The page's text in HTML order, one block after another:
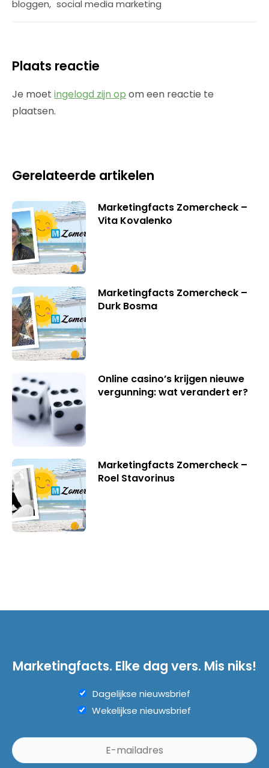
bloggen, social media marketing
Plaats reactie
Je moet ingelogd zijn op om een reactie te
plaatsen.
Gerelateerde artikelen
Marketingfacts Zomercheck –
Vita Kovalenko
Marketingfacts Zomercheck –
Durk Bosma
Online casino’s krijgen nieuwe
vergunning: wat verandert er?
Marketingfacts Zomercheck –
Roel Stavorinus
Marketingfacts. Elke dag vers. Mis niks!
Dagelijkse nieuwsbrief
Wekelijkse nieuwsbrief